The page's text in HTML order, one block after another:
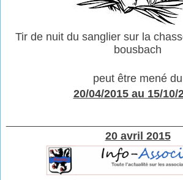
Tir de nuit du sanglier sur la
bousbach
peut être mené du
20/04/2015 au 15/10/
20 avril 2015